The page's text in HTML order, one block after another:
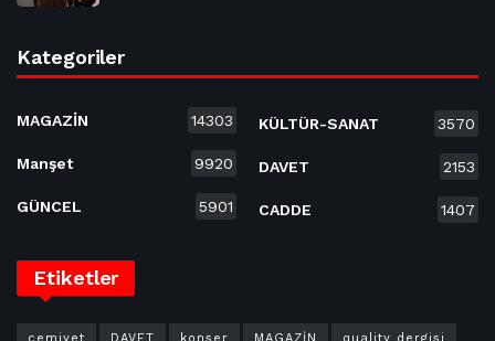
Kategoriler
MAGAZİN 14303
Manşet 9920
GÜNCEL 5901
KÜLTÜR-SANAT 3570
DAVET 2153
CADDE 1407
Etiketler